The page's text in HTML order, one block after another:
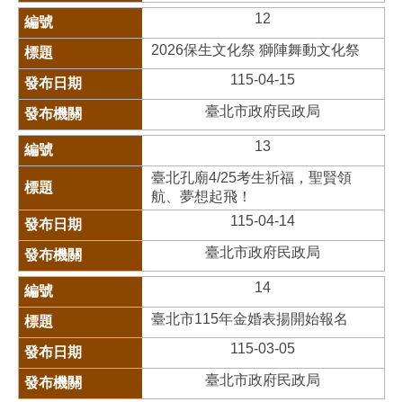
12
2026保生文化祭 獅陣舞動文化祭
115-04-15
臺北市政府民政局
13
臺北孔廟4/25考生祈福，聖賢領
航、夢想起飛！
115-04-14
臺北市政府民政局
14
臺北市115年金婚表揚開始報名
115-03-05
臺北市政府民政局